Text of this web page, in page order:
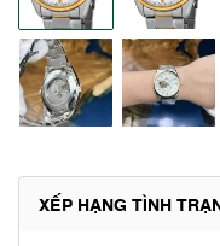
XẾP HẠNG TÌNH